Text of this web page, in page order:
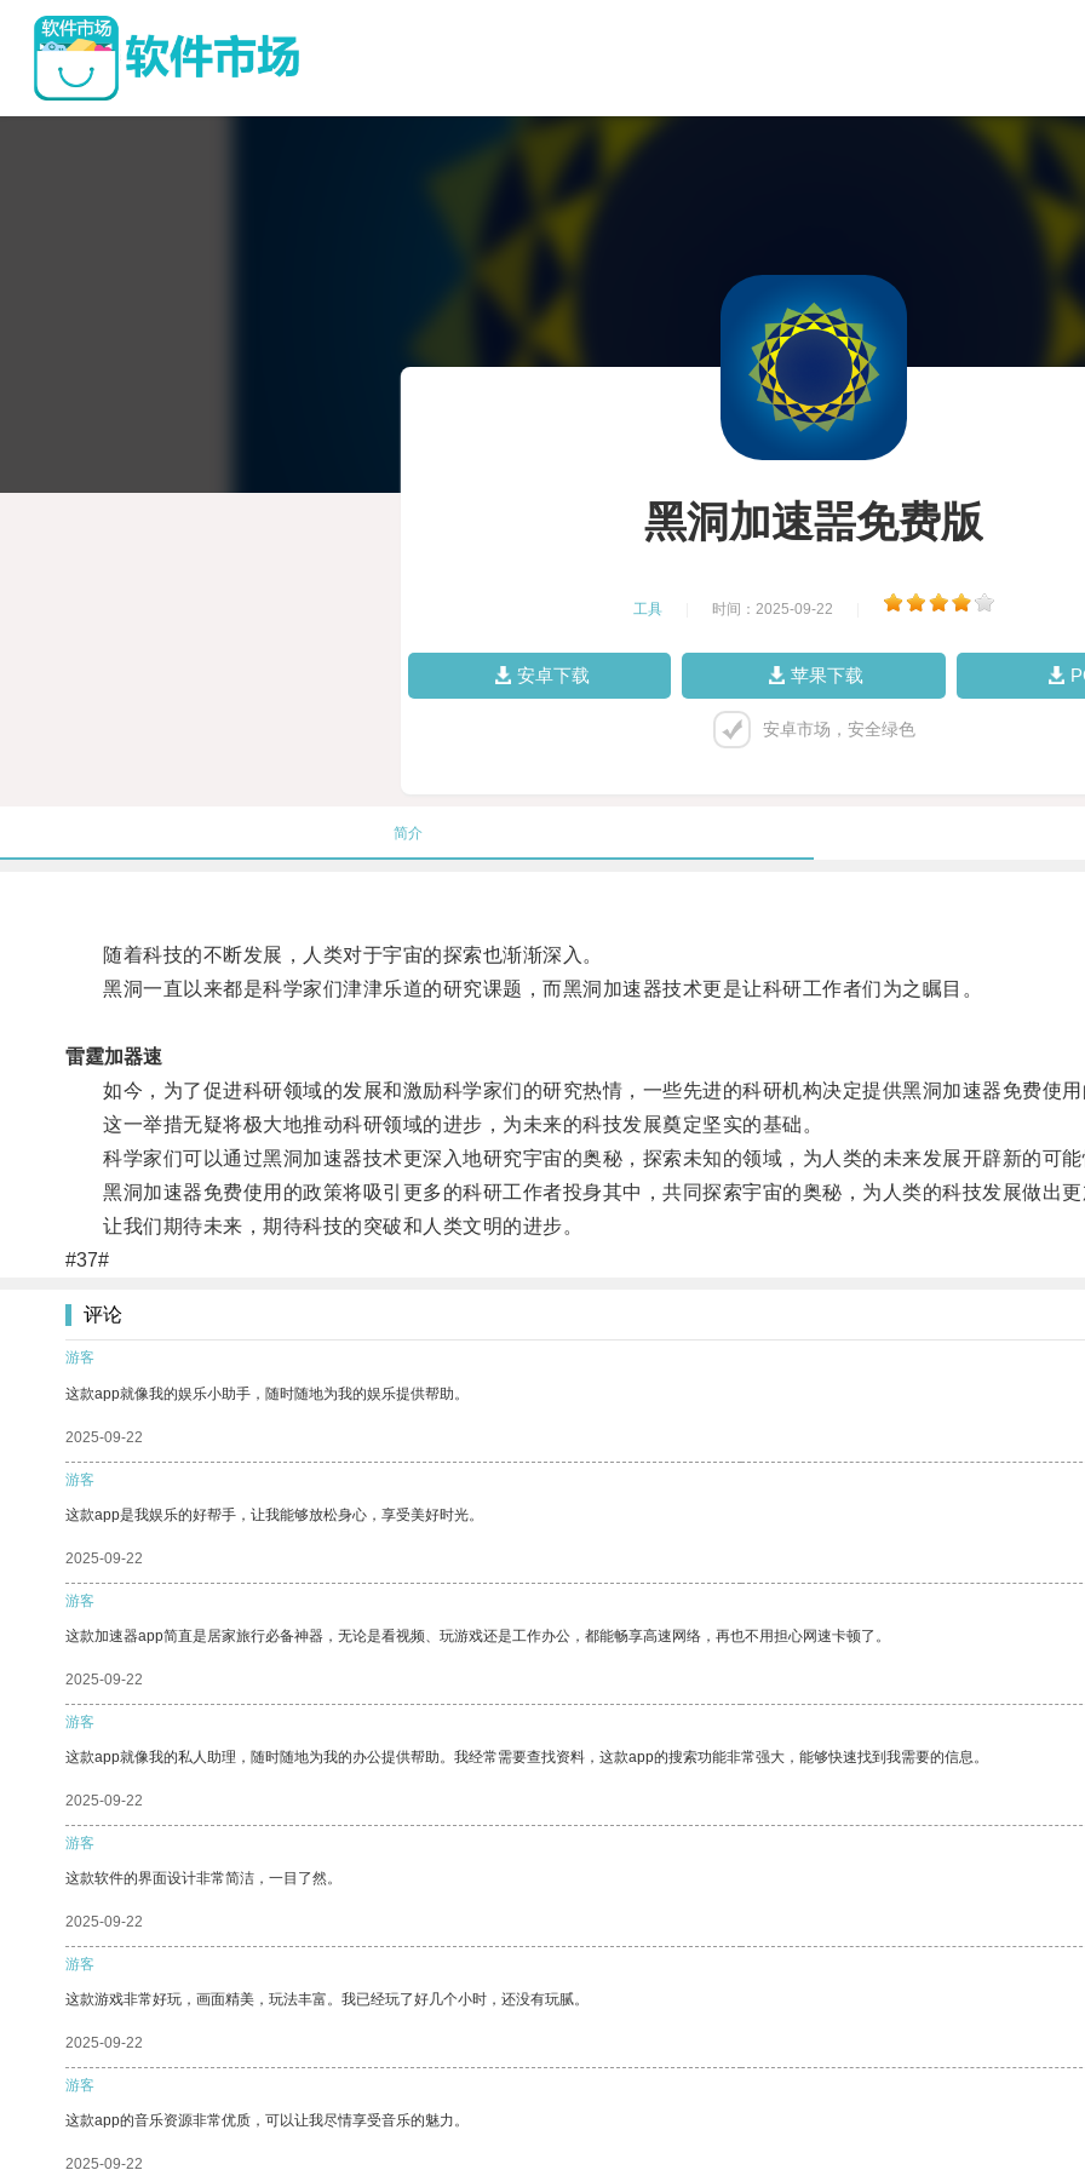
黑洞加速噐免费版
工具 时间：2025-09-22
安卓下载 苹果下载
安卓市场，安全绿色
简介
随着科技的不断发展，人类对于宇宙的探索也渐渐深入。
黑洞一直以来都是科学家们津津乐道的研究课题，而黑洞加速器技术更是让科研工作者们为之瞩目。
雷霆加器速
如今，为了促进科研领域的发展和激励科学家们的研究热情，一些先进的科研机构决定提供黑洞加速器免费使用
这一举措无疑将极大地推动科研领域的进步，为未来的科技发展奠定坚实的基础。
科学家们可以通过黑洞加速器技术更深入地研究宇宙的奥秘，探索未知的领域，为人类的未来发展开辟新的可能
黑洞加速器免费使用的政策将吸引更多的科研工作者投身其中，共同探索宇宙的奥秘，为人类的科技发展做出更
让我们期待未来，期待科技的突破和人类文明的进步。
#37#
评论
游客
这款app就像我的娱乐小助手，随时随地为我的娱乐提供帮助。
2025-09-22
游客
这款app是我娱乐的好帮手，让我能够放松身心，享受美好时光。
2025-09-22
游客
这款加速器app简直是居家旅行必备神器，无论是看视频、玩游戏还是工作办公，都能畅享高速网络，再也不用担心网速卡顿了。
2025-09-22
游客
这款app就像我的私人助理，随时随地为我的办公提供帮助。我经常需要查找资料，这款app的搜索功能非常强大，能够快速找到我需要的信息。
2025-09-22
游客
这款软件的界面设计非常简洁，一目了然。
2025-09-22
游客
这款游戏非常好玩，画面精美，玩法丰富。我已经玩了好几个小时，还没有玩腻。
2025-09-22
游客
这款app的音乐资源非常优质，可以让我尽情享受音乐的魅力。
2025-09-22